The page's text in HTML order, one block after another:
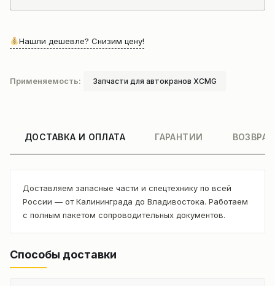
Нашли дешевле? Снизим цену!
Применяемость: Запчасти для автокранов XCMG
ДОСТАВКА И ОПЛАТА ГАРАНТИИ
Доставляем запасные части и спецтехнику по всей
России — от Калининграда до Владивостока. Работаем
с полным пакетом сопроводительных документов.
Способы доставки